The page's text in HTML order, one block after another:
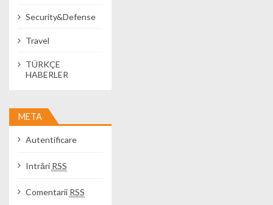
Security&Defense
Travel
TÜRKÇE
HABERLER
META
Autentificare
Intrări RSS
Comentarii RSS